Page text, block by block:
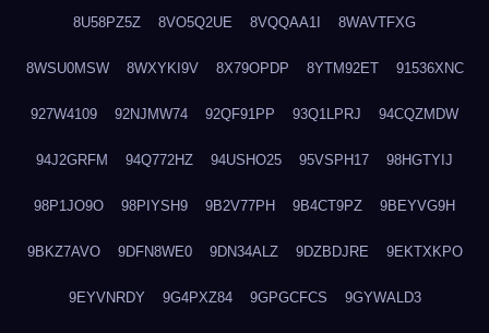
8U58PZ5Z 8VO5Q2UE 8VQQAA1I 8WAVTFXG
8WSU0MSW 8WXYKI9V 8X79OPDP 8YTM92ET 91536XNC
927W4109 92NJMW74 92QF91PP 93Q1LPRJ 94CQZMDW
94J2GRFM 94Q772HZ 94USHO25 95VSPH17 98HGTYIJ
98P1JO9O 98PIYSH9 9B2V77PH 9B4CT9PZ 9BEYVG9H
9BKZ7AVO 9DFN8WE0 9DN34ALZ 9DZBDJRE 9EKTXKPO
9EYVNRDY 9G4PXZ84 9GPGCFCS 9GYWALD3